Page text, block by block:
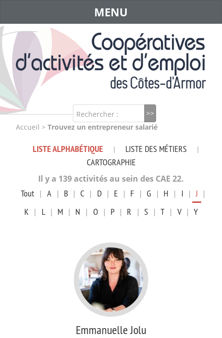
Rechercher :
MENU
Accueil > Trouvez un entrepreneur salarié
LISTE ALPHABÉTIQUE | LISTE DES MÉTIERS |
CARTOGRAPHIE
Il y a 139 activités au sein des CAE 22.
Tout | A | B | C | D | E | F | G | H | I | J |
K | L | M | N | O | P | R | S | T | V | Y
Emmanuelle Jolu